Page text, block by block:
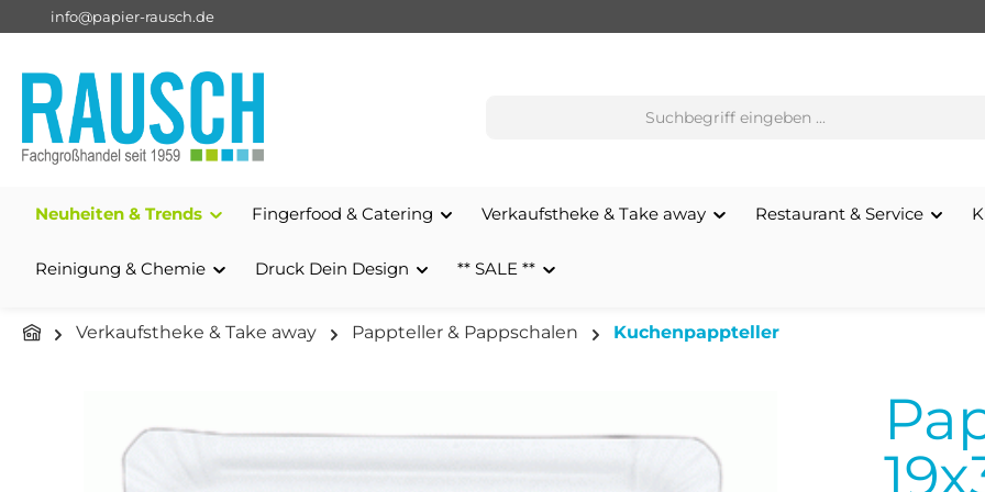
Zur Hauptnavigation springen
info@papier-rausch.de
Neuheiten & Trends Fingerfood & Catering Verkaufstheke & Take away Restaurant & Service
Reinigung & Chemie Druck Dein Design ** SALE **
Verkaufstheke & Take away Pappteller & Pappschalen Kuchenpappteller